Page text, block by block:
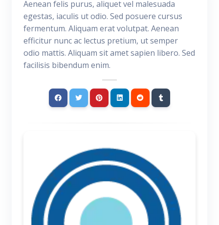
Aenean felis purus, aliquet vel malesuada
egestas, iaculis ut odio. Sed posuere cursus
fermentum. Aliquam erat volutpat. Aenean
efficitur nunc ac lectus pretium, ut semper
odio mattis. Aliquam sit amet sapien libero. Sed
facilisis bibendum enim.